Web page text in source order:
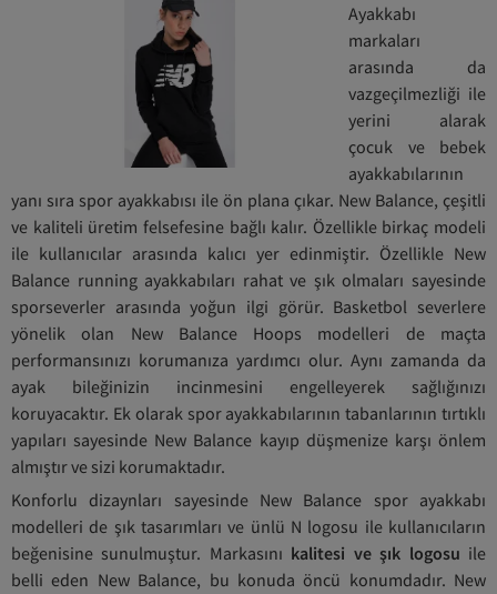
Ayakkabı
markaları
arasında da
vazgeçilmezliği ile
yerini alarak
çocuk ve bebek
ayakkabılarının
yanı sıra spor ayakkabısı ile ön plana çıkar. New Balance, çeşitli
ve kaliteli üretim felsefesine bağlı kalır. Özellikle birkaç modeli
ile kullanıcılar arasında kalıcı yer edinmiştir. Özellikle New
Balance running ayakkabıları rahat ve şık olmaları sayesinde
sporseverler arasında yoğun ilgi görür. Basketbol severlere
yönelik olan New Balance Hoops modelleri de maçta
performansınızı korumanıza yardımcı olur. Aynı zamanda da
ayak bileğinizin incinmesini engelleyerek sağlığınızı
koruyacaktır. Ek olarak spor ayakkabılarının tabanlarının tırtıklı
yapıları sayesinde New Balance kayıp düşmenize karşı önlem
almıştır ve sizi korumaktadır.
Konforlu dizaynları sayesinde New Balance spor ayakkabı
modelleri de şık tasarımları ve ünlü N logosu ile kullanıcıların
beğenisine sunulmuştur. Markasını kalitesi ve şık logosu ile
belli eden New Balance, bu konuda öncü konumdadır. New